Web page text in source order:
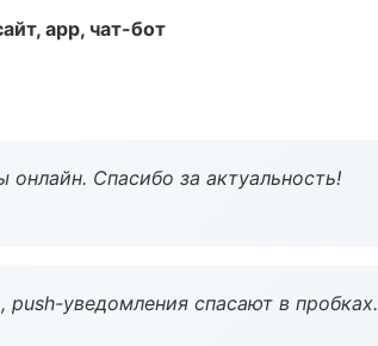
app, чат-бот
Спасибо за актуальность!
уведомления спасают в пробках.